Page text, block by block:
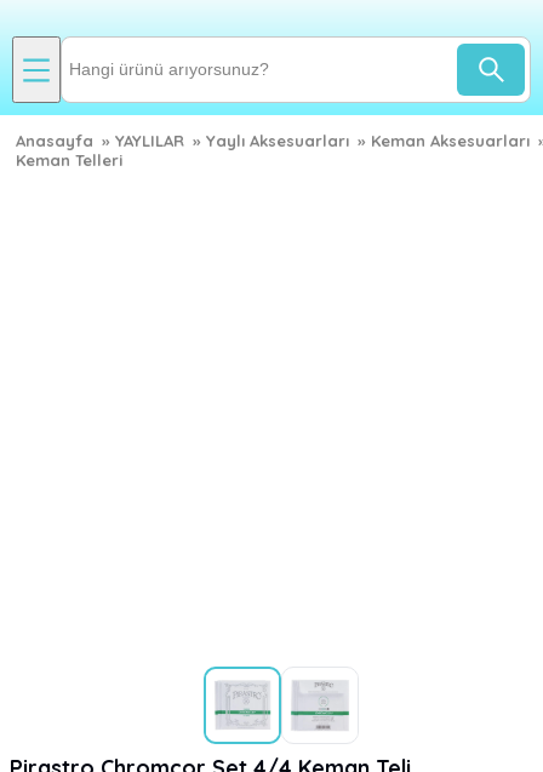
Anasayfa » YAYLILAR » Yaylı Aksesuarları » Keman Aksesuarları
Keman Telleri